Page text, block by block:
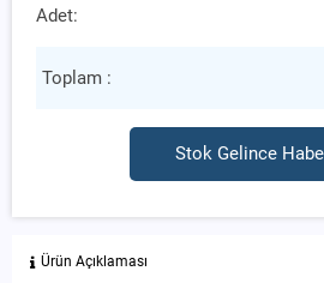
Adet:
Toplam :
Stok Gelince
Ürün Açıklaması